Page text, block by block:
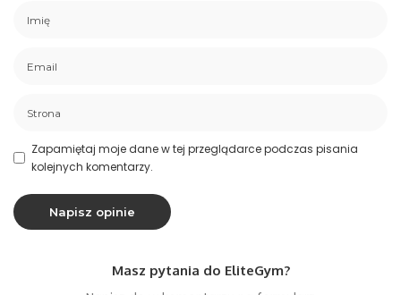
Zapamiętaj moje dane w tej przeglądarce podczas pisania
kolejnych komentarzy.
Masz pytania do EliteGym?